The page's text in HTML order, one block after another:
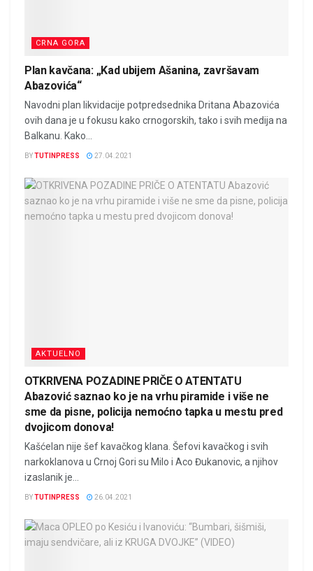
CRNA GORA
Plan kavčana: „Kad ubijem Ašanina, završavam
Abazovića“
Navodni plan likvidacije potpredsednika Dritana Abazovića
ovih dana je u fokusu kako crnogorskih, tako i svih medija na
Balkanu. Kako...
BYTUTINPRESS 27.04.2021
AKTUELNO
OTKRIVENA POZADINE PRIČE O ATENTATU
Abazović saznao ko je na vrhu piramide i više ne
sme da pisne, policija nemoćno tapka u mestu pred
dvojicom donova!
Kašćelan nije šef kavačkog klana. Šefovi kavačkog i svih
narkoklanova u Crnoj Gori su Milo i Aco Đukanovic, a njihov
izaslanik je...
BYTUTINPRESS 26.04.2021